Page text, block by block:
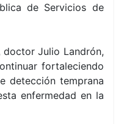
de Servicios de
doctor Julio Landrón,
fortaleciendo
detección temprana
enfermedad en la